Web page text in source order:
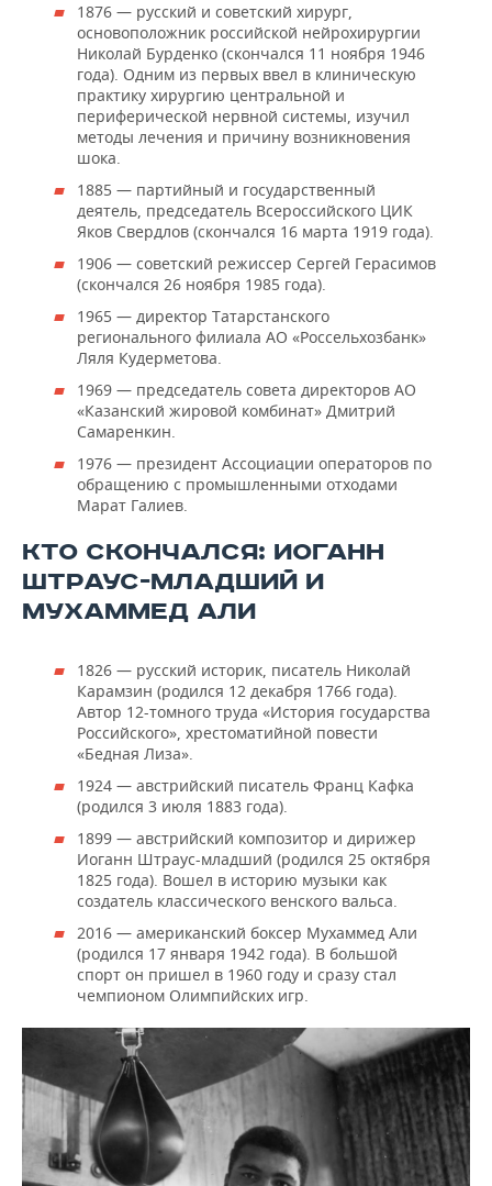
1876 — русский и советский хирург,
основоположник российской нейрохирургии
Николай Бурденко (скончался 11 ноября 1946
года). Одним из первых ввел в клиническую
практику хирургию центральной и
периферической нервной системы, изучил
методы лечения и причину возникновения
шока.
1885 — партийный и государственный
деятель, председатель Всероссийского ЦИК
Яков Свердлов (скончался 16 марта 1919 года).
1906 — советский режиссер Сергей Герасимов
(скончался 26 ноября 1985 года).
1965 — директор Татарстанского
регионального филиала АО «Россельхозбанк»
Ляля Кудерметова.
1969 — председатель совета директоров АО
«Казанский жировой комбинат» Дмитрий
Самаренкин.
1976 — президент Ассоциации операторов по
обращению с промышленными отходами
Марат Галиев.
КТО СКОНЧАЛСЯ: ИОГАНН
ШТРАУС-МЛАДШИЙ И
МУХАММЕД АЛИ
1826 — русский историк, писатель Николай
Карамзин (родился 12 декабря 1766 года).
Автор 12-томного труда «История государства
Российского», хрестоматийной повести
«Бедная Лиза».
1924 — австрийский писатель Франц Кафка
(родился 3 июля 1883 года).
1899 — австрийский композитор и дирижер
Иоганн Штраус-младший (родился 25 октября
1825 года). Вошел в историю музыки как
создатель классического венского вальса.
2016 — американский боксер Мухаммед Али
(родился 17 января 1942 года). В большой
спорт он пришел в 1960 году и сразу стал
чемпионом Олимпийских игр.